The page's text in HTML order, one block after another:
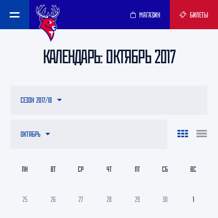
МАГАЗИН БИЛЕТЫ
КАЛЕНДАРЬ: ОКТЯБРЬ 2017
ОКТЯБРЬ
СЕЗОН 2017/18
25 26 27 28 29 30 1
ПН ВТ СР ЧТ ПТ СБ ВС